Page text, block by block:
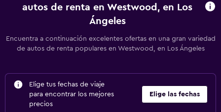
autos de renta en Westwood, en Los
Ángeles
Encuentra a continuación excelentes ofertas en una gran variedad
de autos de renta populares en Westwood, en Los Ángeles
Elige tus fechas de viaje
para encontrar los mejores
precios
Elige las fechas